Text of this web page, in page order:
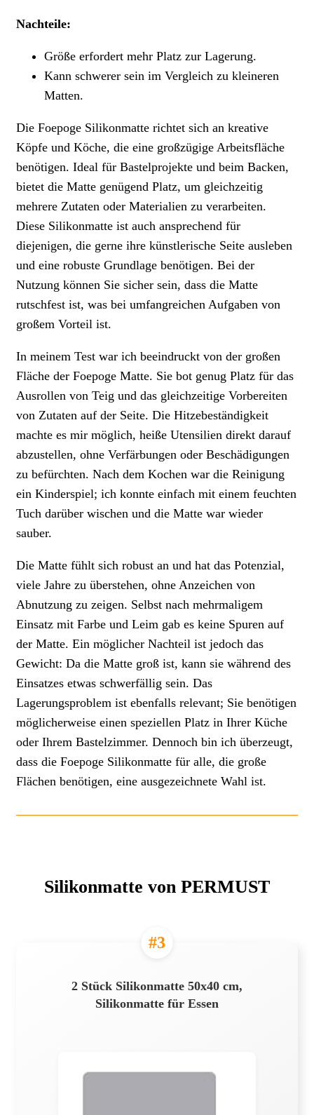
Nachteile:
Größe erfordert mehr Platz zur Lagerung.
Kann schwerer sein im Vergleich zu kleineren
Matten.
Die Foepoge Silikonmatte richtet sich an kreative
Köpfe und Köche, die eine großzügige Arbeitsfläche
benötigen. Ideal für Bastelprojekte und beim Backen,
bietet die Matte genügend Platz, um gleichzeitig
mehrere Zutaten oder Materialien zu verarbeiten.
Diese Silikonmatte ist auch ansprechend für
diejenigen, die gerne ihre künstlerische Seite ausleben
und eine robuste Grundlage benötigen. Bei der
Nutzung können Sie sicher sein, dass die Matte
rutschfest ist, was bei umfangreichen Aufgaben von
großem Vorteil ist.
In meinem Test war ich beeindruckt von der großen
Fläche der Foepoge Matte. Sie bot genug Platz für das
Ausrollen von Teig und das gleichzeitige Vorbereiten
von Zutaten auf der Seite. Die Hitzebeständigkeit
machte es mir möglich, heiße Utensilien direkt darauf
abzustellen, ohne Verfärbungen oder Beschädigungen
zu befürchten. Nach dem Kochen war die Reinigung
ein Kinderspiel; ich konnte einfach mit einem feuchten
Tuch darüber wischen und die Matte war wieder
sauber.
Die Matte fühlt sich robust an und hat das Potenzial,
viele Jahre zu überstehen, ohne Anzeichen von
Abnutzung zu zeigen. Selbst nach mehrmaligem
Einsatz mit Farbe und Leim gab es keine Spuren auf
der Matte. Ein möglicher Nachteil ist jedoch das
Gewicht: Da die Matte groß ist, kann sie während des
Einsatzes etwas schwerfällig sein. Das
Lagerungsproblem ist ebenfalls relevant; Sie benötigen
möglicherweise einen speziellen Platz in Ihrer Küche
oder Ihrem Bastelzimmer. Dennoch bin ich überzeugt,
dass die Foepoge Silikonmatte für alle, die große
Flächen benötigen, eine ausgezeichnete Wahl ist.
Silikonmatte von PERMUST
#3
2 Stück Silikonmatte 50x40 cm,
Silikonmatte für Essen